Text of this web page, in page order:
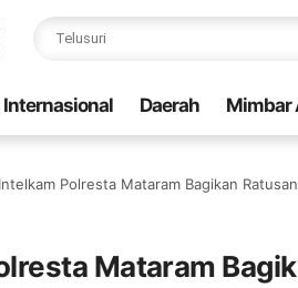
Internasional Daerah Mimbar
Polresta Mataram Bagikan
Mataram